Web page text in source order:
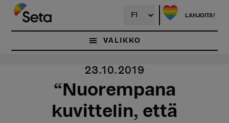
Hyppää
pääsisältöön
LAHJOITA!
VALIKKO
23.10.2019
“Nuorempana
kuvittelin, että